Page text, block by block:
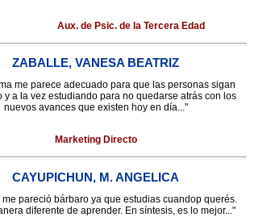
Aux. de Psic. de la Tercera Edad
ZABALLE, VANESA BEATRIZ
me parece adecuado para que las personas sigan
y a la vez estudiando para no quedarse atrás con los
nuevos avances que existen hoy en día..."
Marketing Directo
CAYUPICHUN, M. ANGELICA
me pareció bárbaro ya que estudias cuandop querés.
diferente de aprender. En síntesis, es lo mejor..."